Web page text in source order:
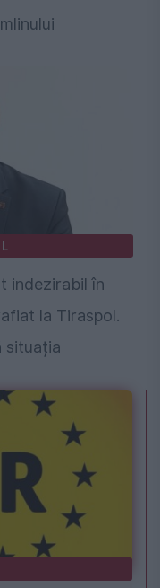
indezirabil în
la Tiraspol.
situația